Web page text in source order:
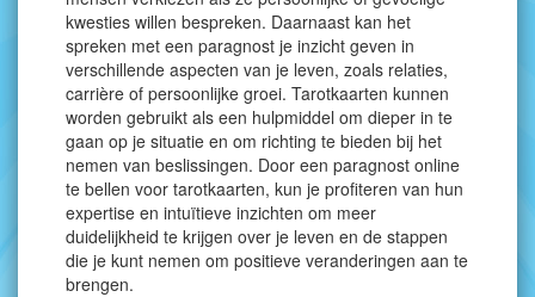
kwesties willen bespreken. Daarnaast kan het
spreken met een paragnost je inzicht geven in
verschillende aspecten van je leven, zoals relaties,
carrière of persoonlijke groei. Tarotkaarten kunnen
worden gebruikt als een hulpmiddel om dieper in te
gaan op je situatie en om richting te bieden bij het
nemen van beslissingen. Door een paragnost online
te bellen voor tarotkaarten, kun je profiteren van hun
expertise en intuïtieve inzichten om meer
duidelijkheid te krijgen over je leven en de stappen
die je kunt nemen om positieve veranderingen aan te
brengen.